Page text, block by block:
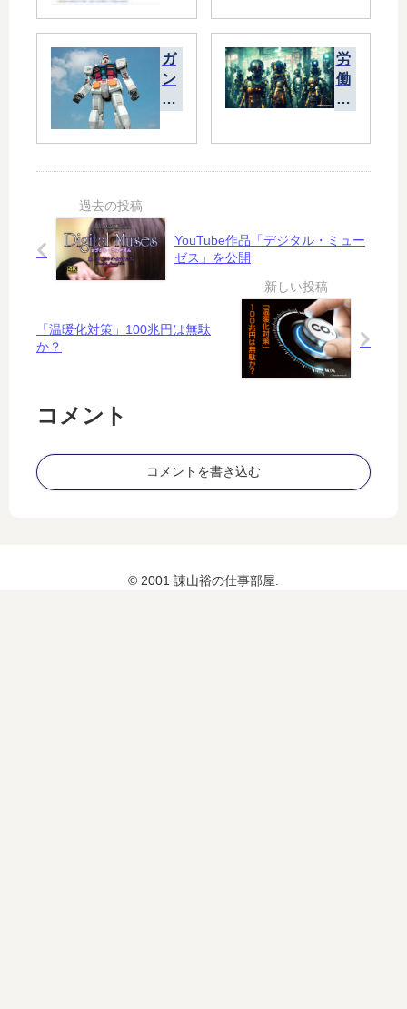
ス
パ
ム
メ
ル
イ
ー
ト
し
い
ガ
ン
ダ
痛
快
コ
メ
労
働
力
ト
埋
め
す
る
わ
な
YouTube作品「デジタル・ミュー
ゼス」を公開
「温暖化対策」100兆円は無駄
か？
コメント
コメントを書き込む
© 2001 諌山裕の仕事部屋.